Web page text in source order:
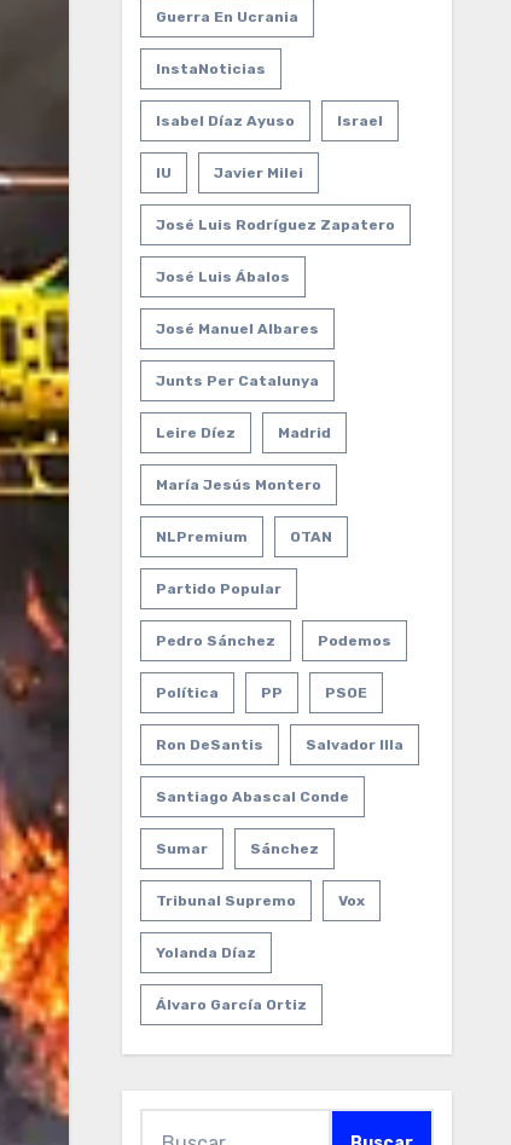
Guerra En Ucrania
InstaNoticias
Isabel Díaz Ayuso Israel
IU Javier Milei
José Luis Rodríguez Zapatero
José Luis Ábalos
José Manuel Albares
Junts Per Catalunya
Leire Díez Madrid
María Jesús Montero
NLPremium OTAN
Partido Popular
Pedro Sánchez Podemos
Política PP PSOE
Ron DeSantis Salvador Illa
Santiago Abascal Conde
Sumar Sánchez
Tribunal Supremo Vox
Yolanda Díaz
Álvaro García Ortiz